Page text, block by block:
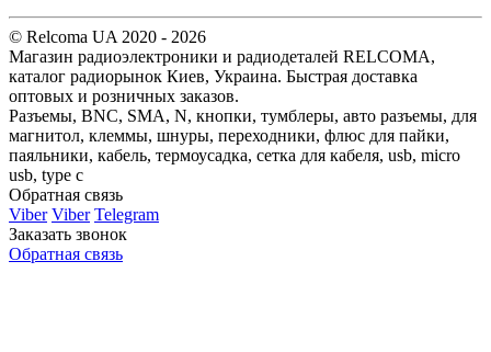
© Relcoma UA 2020 - 2026
Магазин радиоэлектроники и радиодеталей RELCOMA,
каталог радиорынок Киев, Украина. Быстрая доставка
оптовых и розничных заказов.
Разъемы, BNC, SMA, N, кнопки, тумблеры, авто разъемы, для
магнитол, клеммы, шнуры, переходники, флюс для пайки,
паяльники, кабель, термоусадка, сетка для кабеля, usb, micro
usb, type c
Обратная связь
Viber Viber Telegram
Заказать звонок
Обратная связь